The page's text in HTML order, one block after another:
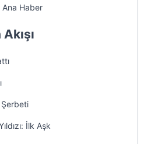
Haber
Şerbeti
İlk Aşk